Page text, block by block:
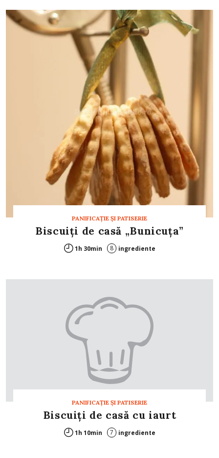
PANIFICAŢIE ŞI PATISERIE
Biscuiţi de casă „Bunicuţa”
1h 30min 8 ingrediente
PANIFICAŢIE ŞI PATISERIE
Biscuiţi de casă cu iaurt
1h 10min 7 ingrediente